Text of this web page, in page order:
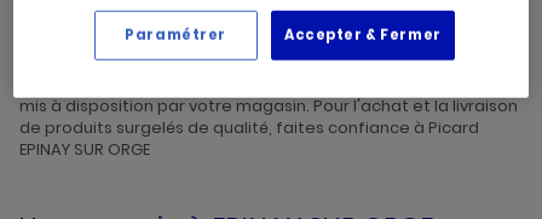
Picard, créateur de saveurs et commerçant de proximité, vous
accueille dans l'un de ses magasins à EPINAY SUR ORGE. Prenez
mis à disposition par votre magasin. Pour l'achat et la livraison
de produits surgelés de qualité, faites confiance à Picard
EPINAY SUR ORGE
Accepter & Fermer
Paramétrer